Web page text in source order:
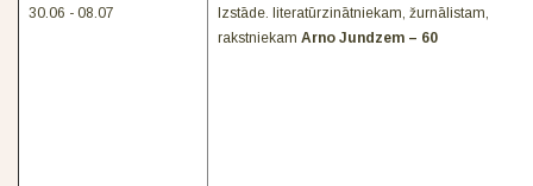
30.06 - 08.07
Izstāde. literatūrzinātniekam, žurnālistam,
rakstniekam Arno Jundzem – 60